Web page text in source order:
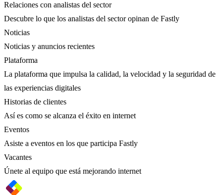
Relaciones con analistas del sector
Descubre lo que los analistas del sector opinan de Fastly
Noticias
Noticias y anuncios recientes
Plataforma
La plataforma que impulsa la calidad, la velocidad y la seguridad de
las experiencias digitales
Historias de clientes
Así es como se alcanza el éxito en internet
Eventos
Asiste a eventos en los que participa Fastly
Vacantes
Únete al equipo que está mejorando internet